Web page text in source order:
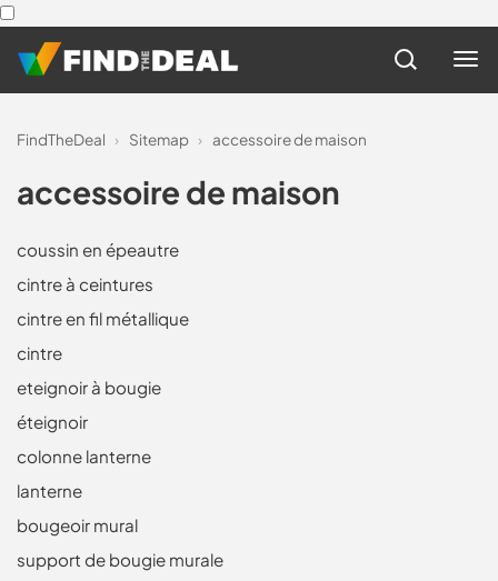
FindTheDeal › Sitemap › accessoire de maison
accessoire de maison
coussin en épeautre
cintre à ceintures
cintre en fil métallique
cintre
eteignoir à bougie
éteignoir
colonne lanterne
lanterne
bougeoir mural
support de bougie murale